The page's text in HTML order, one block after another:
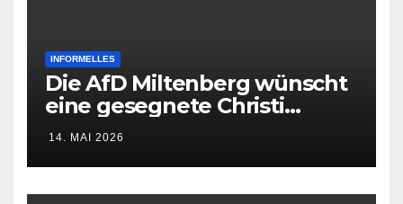
INFORMELLES
Die AfD Miltenberg wünscht
eine gesegnete Christi
Himmelfahrt
14. MAI 2026